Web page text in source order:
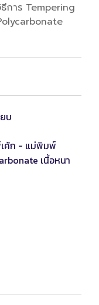
การ Tempering
บ
ค้ก - แม่พิมพ์
เนื้อหนา